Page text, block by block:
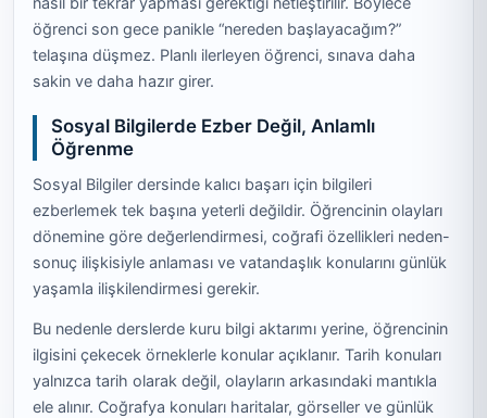
öğrenci son gece panikle “nereden başlayacağım?”
telaşına düşmez. Planlı ilerleyen öğrenci, sınava daha
sakin ve daha hazır girer.
Sosyal Bilgilerde Ezber Değil, Anlamlı
Öğrenme
Sosyal Bilgiler dersinde kalıcı başarı için bilgileri
ezberlemek tek başına yeterli değildir. Öğrencinin olayları
dönemine göre değerlendirmesi, coğrafi özellikleri neden-
sonuç ilişkisiyle anlaması ve vatandaşlık konularını günlük
yaşamla ilişkilendirmesi gerekir.
Bu nedenle derslerde kuru bilgi aktarımı yerine, öğrencinin
ilgisini çekecek örneklerle konular açıklanır. Tarih konuları
yalnızca tarih olarak değil, olayların arkasındaki mantıkla
ele alınır. Coğrafya konuları haritalar, görseller ve günlük